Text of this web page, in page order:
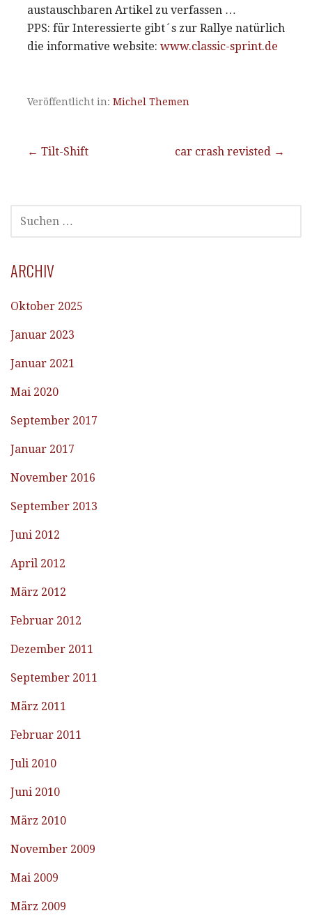
austauschbaren Artikel zu verfassen …
PPS: für Interessierte gibt´s zur Rallye natürlich
die informative website: www.classic-sprint.de
Veröffentlicht in: Michel Themen
Beitragsnavigation
← Tilt-Shift car crash revisted →
SUCHEN
NACH:
ARCHIV
Oktober 2025
Januar 2023
Januar 2021
Mai 2020
September 2017
Januar 2017
November 2016
September 2013
Juni 2012
April 2012
März 2012
Februar 2012
Dezember 2011
September 2011
März 2011
Februar 2011
Juli 2010
Juni 2010
März 2010
November 2009
Mai 2009
März 2009